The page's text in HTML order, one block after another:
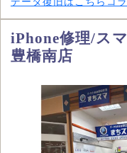
iPhone修理/ス
豊橋南店